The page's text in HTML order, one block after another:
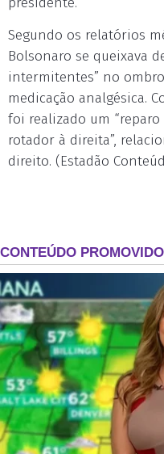
Segundo os relatórios
Bolsonaro se queixava
intermitentes” no
medicação analgésica.
foi realizado um
rotador à direita”,
direito. (Estadão